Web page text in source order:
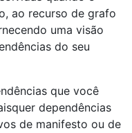
ao recurso de grafo
uma visão
do seu
que você
dependências
de manifesto ou de